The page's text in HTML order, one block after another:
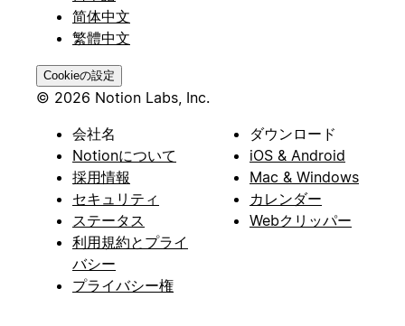
简体中文
繁體中文
Cookieの設定
© 2026 Notion Labs, Inc.
会社名
Notionについて
採用情報
セキュリティ
ステータス
利用規約とプライ
バシー
プライバシー権
ダウンロード
iOS & Android
Mac & Windows
カレンダー
Webクリッパー